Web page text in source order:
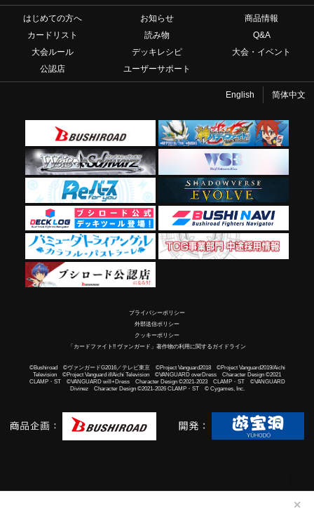
✕
はじめての方へ お知らせ
商品情報
カードリスト
読み物
Q&A
大会ルール
デッキレシピ
大会・イベント
公認店
ユーザーサポート
English 简体中文
プライバシーポリシー
外部送信ポリシー
クッキーポリシー
「カードファイト!! ヴァンガード」著作物の利用に関するガイドライン
©Bushiroad ©ヴァンガードG2016／テレビ東京 ©Project Vanguard2018 ©Project Vanguard2019/Aichi
Television ©Project Vanguard if/Aichi Television ©VANGUARD overDress Character Design ©2021
CLAMP・ST ©VANGUARD will+Dress Character Design ©2021-2023 CLAMP・ST ©VANGUARD
Divinez Character Design ©2021-2026 CLAMP・ST © Cygames, Inc.